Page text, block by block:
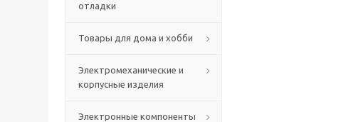
отладки
Товары для дома и хобби
Электромеханические и
корпусные изделия
Электронные компоненты